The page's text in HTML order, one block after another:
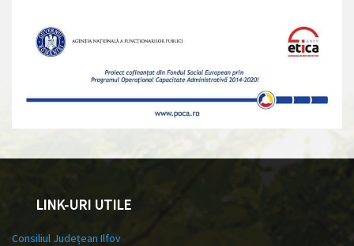
LINK-URI UTILE
Consiliul Județean Ilfov